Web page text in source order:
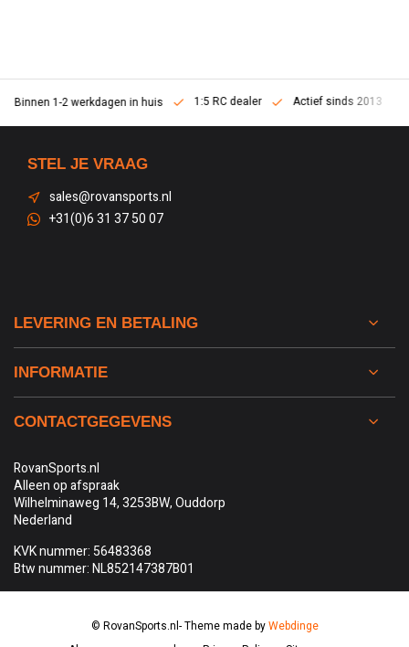
Binnen 1-2 werkdagen in huis 1:5 RC dealer Actief sinds 2013
STEL JE VRAAG
sales@rovansports.nl
+31(0)6 31 37 50 07
LEVERING EN BETALING
INFORMATIE
CONTACTGEGEVENS
RovanSports.nl
Alleen op afspraak
Wilhelminaweg 14, 3253BW, Ouddorp
Nederland
KVK nummer: 56483368
Btw nummer: NL852147387B01
© RovanSports.nl- Theme made byWebdinge